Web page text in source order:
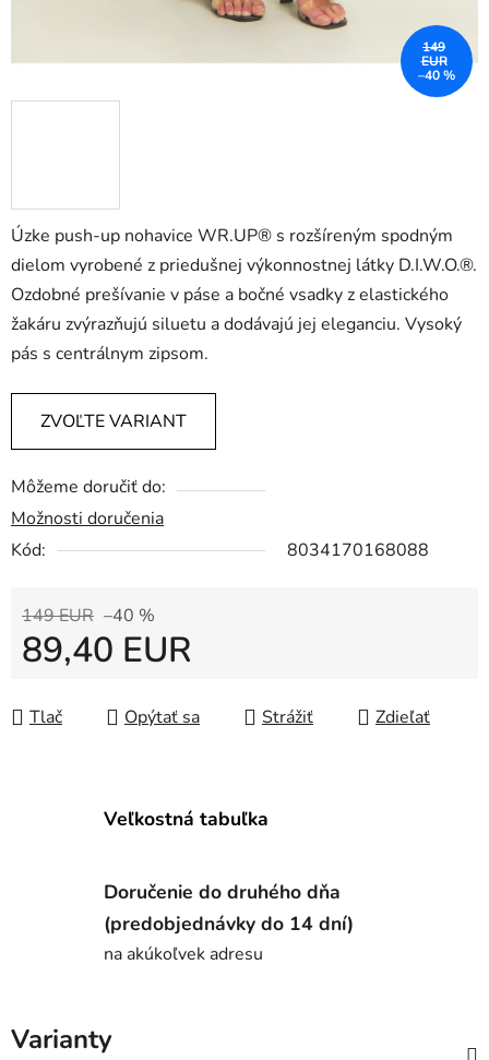
Úzke push-up nohavice WR.UP® s rozšíreným spodným
dielom vyrobené z priedušnej výkonnostnej látky D.I.W.O.®.
Ozdobné prešívanie v páse a bočné vsadky z elastického
žakáru zvýrazňujú siluetu a dodávajú jej eleganciu. Vysoký
pás s centrálnym zipsom.
ZVOĽTE VARIANT
Môžeme doručiť do:
Možnosti doručenia
Kód:
8034170168088
149 EUR –40 %
89,40 EUR
Tlač
Opýtať sa Strážiť Zdieľať
149
EUR
–40 %
Veľkostná tabuľka
Doručenie do druhého dňa
(predobjednávky do 14 dní)
na akúkoľvek adresu
Varianty